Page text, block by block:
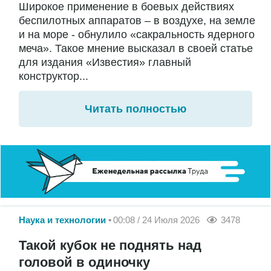
Широкое применение в боевых действиях
беспилотных аппаратов – в воздухе, на земле
и на море - обнулило «сакральность ядерного
меча». Такое мнение высказал в своей статье
для издания «Известия» главный
конструктор...
Читать полностью
Наука и технологии 00:08 / 24 Июля 2026 3478
Такой кубок не поднять над
головой в одиночку